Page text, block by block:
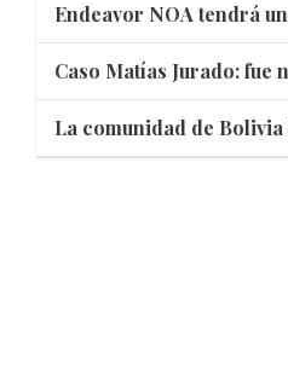
Endeavor NOA tendrá
Caso Matías Jurado:
La comunidad de